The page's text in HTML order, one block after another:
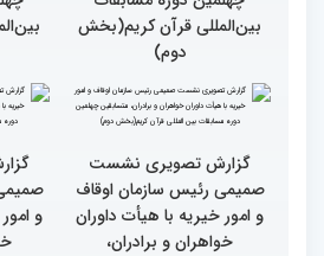
گزارش تصویری حضور
اصحاب رسانه درچهلمین
دوره مسابقات بین المللی
قران کریم (بخش اول)